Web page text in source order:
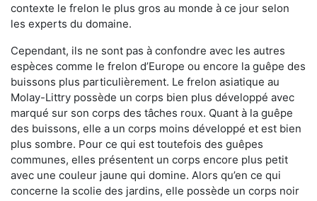
contexte le frelon le plus gros au monde à ce jour selon
les experts du domaine.
Cependant, ils ne sont pas à confondre avec les autres
espèces comme le frelon d’Europe ou encore la guêpe des
buissons plus particulièrement. Le frelon asiatique au
Molay-Littry possède un corps bien plus développé avec
marqué sur son corps des tâches roux. Quant à la guêpe
des buissons, elle a un corps moins développé et est bien
plus sombre. Pour ce qui est toutefois des guêpes
communes, elles présentent un corps encore plus petit
avec une couleur jaune qui domine. Alors qu’en ce qui
concerne la scolie des jardins, elle possède un corps noir